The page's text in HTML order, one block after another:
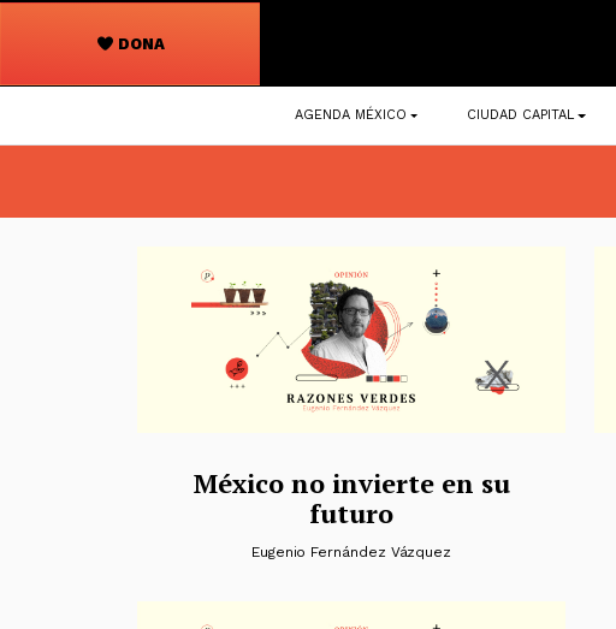
DONA
Navegación
principal
AGENDA MÉXICO CIUDAD CAPITAL
México no invierte en su
futuro
Eugenio Fernández Vázquez